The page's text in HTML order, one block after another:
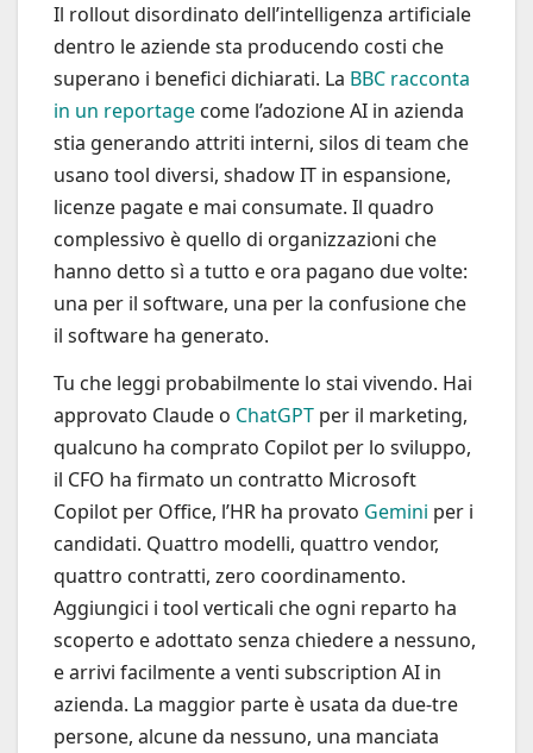
Il rollout disordinato dell’intelligenza artificiale
dentro le aziende sta producendo costi che
superano i benefici dichiarati. La BBC racconta
in un reportage come l’adozione AI in azienda
stia generando attriti interni, silos di team che
usano tool diversi, shadow IT in espansione,
licenze pagate e mai consumate. Il quadro
complessivo è quello di organizzazioni che
hanno detto sì a tutto e ora pagano due volte:
una per il software, una per la confusione che
il software ha generato.
Tu che leggi probabilmente lo stai vivendo. Hai
approvato Claude o ChatGPT per il marketing,
qualcuno ha comprato Copilot per lo sviluppo,
il CFO ha firmato un contratto Microsoft
Copilot per Office, l’HR ha provato Gemini per i
candidati. Quattro modelli, quattro vendor,
quattro contratti, zero coordinamento.
Aggiungici i tool verticali che ogni reparto ha
scoperto e adottato senza chiedere a nessuno,
e arrivi facilmente a venti subscription AI in
azienda. La maggior parte è usata da due-tre
persone, alcune da nessuno, una manciata